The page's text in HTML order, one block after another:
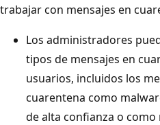
trabajar con mensajes en
Los administradores
tipos de mensajes en
usuarios, incluidos los
cuarentena como
de alta confianza o